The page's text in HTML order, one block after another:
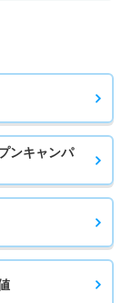
ンキャンパ